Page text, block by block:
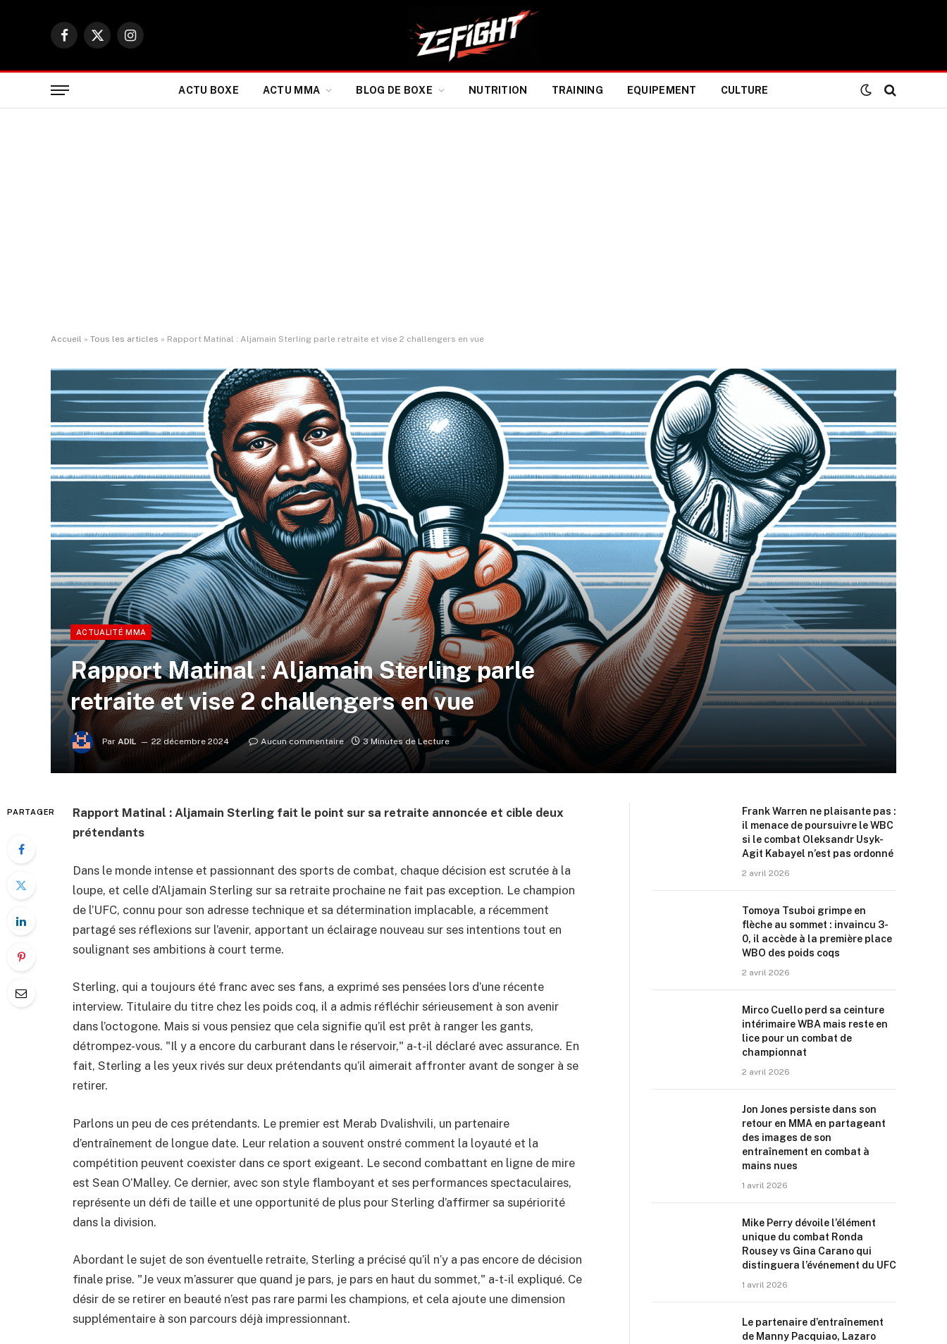
Facebook
X
Instagram
ACTU BOXE ACTU MMA BLOG DE BOXE NUTRITION TRAINING EQUIPEMENT CULTURE
Accueil » Tous les articles » Rapport Matinal : Aljamain Sterling parle retraite et vise 2 challengers en vue
ACTUALITÉ MMA
Rapport Matinal : Aljamain Sterling parle
retraite et vise 2 challengers en vue
Par ADIL 22 décembre 2024 Aucun commentaire 3 Minutes de Lecture
PARTAGER
Rapport Matinal : Aljamain Sterling fait le point sur sa retraite annoncée et cible deux
prétendants
Dans le monde intense et passionnant des sports de combat, chaque décision est scrutée à la
loupe, et celle d’Aljamain Sterling sur sa retraite prochaine ne fait pas exception. Le champion
de l’UFC, connu pour son adresse technique et sa détermination implacable, a récemment
partagé ses réflexions sur l’avenir, apportant un éclairage nouveau sur ses intentions tout en
soulignant ses ambitions à court terme.
Sterling, qui a toujours été franc avec ses fans, a exprimé ses pensées lors d’une récente
interview. Titulaire du titre chez les poids coq, il a admis réfléchir sérieusement à son avenir
dans l’octogone. Mais si vous pensiez que cela signifie qu’il est prêt à ranger les gants,
détrompez-vous. "Il y a encore du carburant dans le réservoir," a-t-il déclaré avec assurance. En
fait, Sterling a les yeux rivés sur deux prétendants qu’il aimerait affronter avant de songer à se
retirer.
Parlons un peu de ces prétendants. Le premier est Merab Dvalishvili, un partenaire
d’entraînement de longue date. Leur relation a souvent onstré comment la loyauté et la
compétition peuvent coexister dans ce sport exigeant. Le second combattant en ligne de mire
est Sean O’Malley. Ce dernier, avec son style flamboyant et ses performances spectaculaires,
représente un défi de taille et une opportunité de plus pour Sterling d’affirmer sa supériorité
dans la division.
Abordant le sujet de son éventuelle retraite, Sterling a précisé qu’il n’y a pas encore de décision
finale prise. "Je veux m’assurer que quand je pars, je pars en haut du sommet," a-t-il expliqué. Ce
désir de se retirer en beauté n’est pas rare parmi les champions, et cela ajoute une dimension
supplémentaire à son parcours déjà impressionnant.
Frank Warren ne plaisante pas :
il menace de poursuivre le WBC
si le combat Oleksandr Usyk-
Agit Kabayel n’est pas ordonné
2 avril 2026
Tomoya Tsuboi grimpe en
flèche au sommet : invaincu 3-
0, il accède à la première place
WBO des poids coqs
2 avril 2026
Mirco Cuello perd sa ceinture
intérimaire WBA mais reste en
lice pour un combat de
championnat
2 avril 2026
Jon Jones persiste dans son
retour en MMA en partageant
des images de son
entraînement en combat à
mains nues
1 avril 2026
Mike Perry dévoile l’élément
unique du combat Ronda
Rousey vs Gina Carano qui
distinguera l’événement du UFC
1 avril 2026
Le partenaire d’entraînement
de Manny Pacquiao, Lazaro